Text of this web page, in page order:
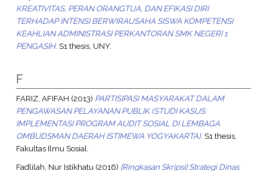
KREATIVITAS, PERAN ORANGTUA, DAN EFIKASI DIRI
TERHADAP INTENSI BERWIRAUSAHA SISWA KOMPETENSI
KEAHLIAN ADMINISTRASI PERKANTORAN SMK NEGERI 1
PENGASIH. S1 thesis, UNY.
F
FARIZ, AFIFAH (2013) PARTISIPASI MASYARAKAT DALAM
PENGAWASAN PELAYANAN PUBLIK (STUDI KASUS:
IMPLEMENTASI PROGRAM AUDIT SOSIAL DI LEMBAGA
OMBUDSMAN DAERAH ISTIMEWA YOGYAKARTA). S1 thesis,
Fakultas Ilmu Sosial.
Fadlilah, Nur Istikhatu (2016) [Ringkasan Skripsi] Strategi Dinas